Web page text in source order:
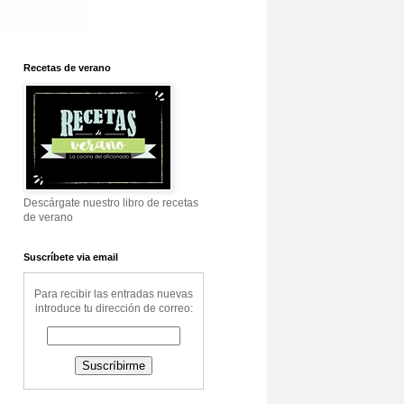
Recetas de verano
Descárgate nuestro libro de recetas
de verano
Suscríbete via email
Para recibir las entradas nuevas
introduce tu dirección de correo: